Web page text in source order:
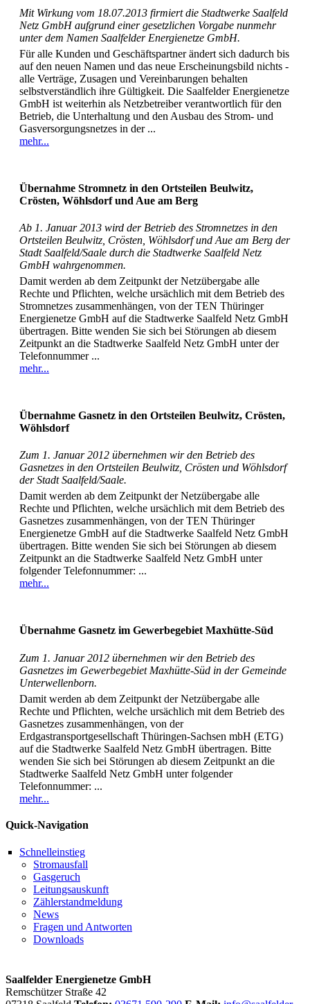
Mit Wirkung vom 18.07.2013 firmiert die Stadtwerke Saalfeld
Netz GmbH aufgrund einer gesetzlichen Vorgabe nunmehr
unter dem Namen Saalfelder Energienetze GmbH.
Für alle Kunden und Geschäftspartner ändert sich dadurch bis
auf den neuen Namen und das neue Erscheinungsbild nichts -
alle Verträge, Zusagen und Vereinbarungen behalten
selbstverständlich ihre Gültigkeit. Die Saalfelder Energienetze
GmbH ist weiterhin als Netzbetreiber verantwortlich für den
Betrieb, die Unterhaltung und den Ausbau des Strom- und
Gasversorgungsnetzes in der ...
mehr...
Übernahme Stromnetz in den Ortsteilen Beulwitz,
Crösten, Wöhlsdorf und Aue am Berg
Ab 1. Januar 2013 wird der Betrieb des Stromnetzes in den
Ortsteilen Beulwitz, Crösten, Wöhlsdorf und Aue am Berg der
Stadt Saalfeld/Saale durch die Stadtwerke Saalfeld Netz
GmbH wahrgenommen.
Damit werden ab dem Zeitpunkt der Netzübergabe alle
Rechte und Pflichten, welche ursächlich mit dem Betrieb des
Stromnetzes zusammenhängen, von der TEN Thüringer
Energienetze GmbH auf die Stadtwerke Saalfeld Netz GmbH
übertragen. Bitte wenden Sie sich bei Störungen ab diesem
Zeitpunkt an die Stadtwerke Saalfeld Netz GmbH unter der
Telefonnummer ...
mehr...
Übernahme Gasnetz in den Ortsteilen Beulwitz, Crösten,
Wöhlsdorf
Zum 1. Januar 2012 übernehmen wir den Betrieb des
Gasnetzes in den Ortsteilen Beulwitz, Crösten und Wöhlsdorf
der Stadt Saalfeld/Saale.
Damit werden ab dem Zeitpunkt der Netzübergabe alle
Rechte und Pflichten, welche ursächlich mit dem Betrieb des
Gasnetzes zusammenhängen, von der TEN Thüringer
Energienetze GmbH auf die Stadtwerke Saalfeld Netz GmbH
übertragen. Bitte wenden Sie sich bei Störungen ab diesem
Zeitpunkt an die Stadtwerke Saalfeld Netz GmbH unter
folgender Telefonnummer: ...
mehr...
Übernahme Gasnetz im Gewerbegebiet Maxhütte-Süd
Zum 1. Januar 2012 übernehmen wir den Betrieb des
Gasnetzes im Gewerbegebiet Maxhütte-Süd in der Gemeinde
Unterwellenborn.
Damit werden ab dem Zeitpunkt der Netzübergabe alle
Rechte und Pflichten, welche ursächlich mit dem Betrieb des
Gasnetzes zusammenhängen, von der
Erdgastransportgesellschaft Thüringen-Sachsen mbH (ETG)
auf die Stadtwerke Saalfeld Netz GmbH übertragen. Bitte
wenden Sie sich bei Störungen ab diesem Zeitpunkt an die
Stadtwerke Saalfeld Netz GmbH unter folgender
Telefonnummer: ...
mehr...
Quick-Navigation
Schnelleinstieg
Stromausfall
Gasgeruch
Leitungsauskunft
Zählerstandmeldung
News
Fragen und Antworten
Downloads
Saalfelder Energienetze GmbH
Remschützer Straße 42